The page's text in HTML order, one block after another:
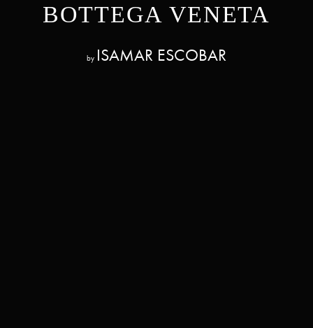
BOTTEGA VENETA
by ISAMAR ESCOBAR